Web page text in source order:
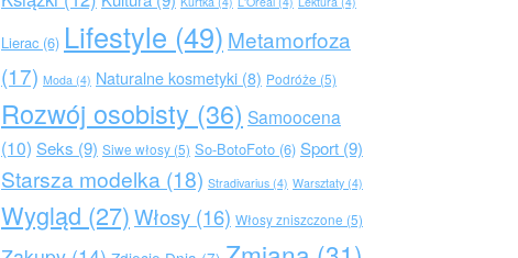
Lierac (6) Lifestyle (49) Metamorfoza
(17) Moda (4) Naturalne kosmetyki (8) Podróże (5)
Rozwój osobisty (36) Samoocena
(10) Seks (9) Siwe włosy (5) So-BotoFoto (6) Sport (9)
Starsza modelka (18) Stradivarius (4) Warsztaty (4)
Wygląd (27)Włosy (16) Włosy zniszczone (5)